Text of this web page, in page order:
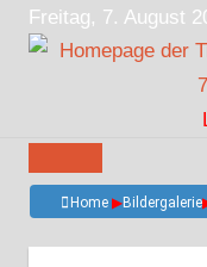
Zum
Inhalt
Freitag, 7. August
Home ▶Bildergalerie